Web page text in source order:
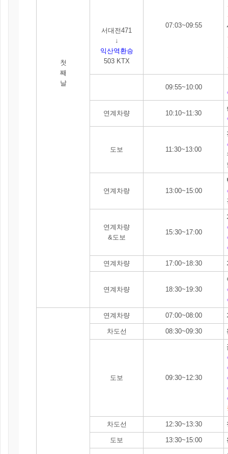
첫
째
날
서대전471
↓
익산역환승
503 KTX
07:03~09:55
09:55~10:00
연계차량 10:10~11:30
도보 11:30~13:00
연계차량 13:00~15:00
연계차량
&도보
15:30~17:00
연계차량 17:00~18:30
연계차량 18:30~19:30
연계차량 07:00~08:00
차도선 08:30~09:30
도보 09:30~12:30
차도선 12:30~13:30
도보 13:30~15:00